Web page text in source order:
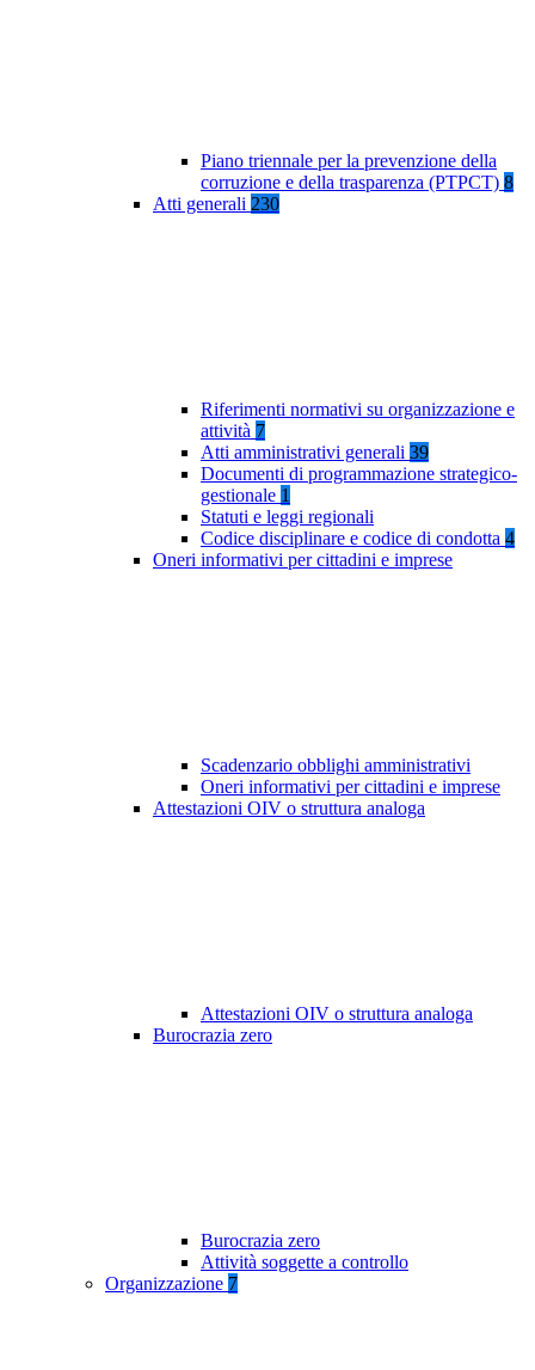
Piano triennale per la prevenzione della
corruzione e della trasparenza (PTPCT) 8
Atti generali 230
Riferimenti normativi su organizzazione e
attività 7
Atti amministrativi generali 39
Documenti di programmazione strategico-
gestionale 1
Statuti e leggi regionali
Codice disciplinare e codice di condotta 4
Oneri informativi per cittadini e imprese
Scadenzario obblighi amministrativi
Oneri informativi per cittadini e imprese
Attestazioni OIV o struttura analoga
Attestazioni OIV o struttura analoga
Burocrazia zero
Burocrazia zero
Attività soggette a controllo
Organizzazione 7